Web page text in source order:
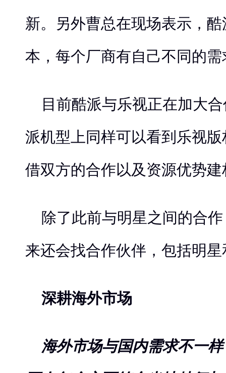
新。另外曹总在现场表示，
本，每个厂商有自己不同的需
目前酷派与乐视正在加大
派机型上同样可以看到乐视
借双方的合作以及资源优势
除了此前与明星之间的合
来还会找合作伙伴，包括明
深耕海外市场
海外市场与国内需求不一